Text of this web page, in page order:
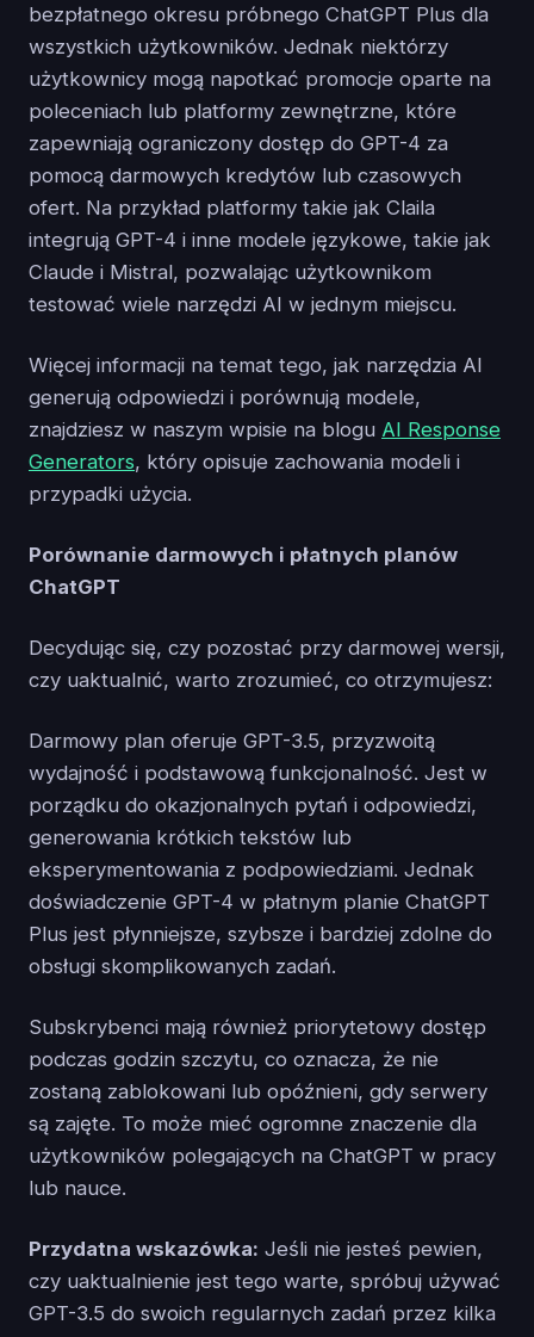
bezpłatnego okresu próbnego ChatGPT Plus dla
wszystkich użytkowników. Jednak niektórzy
użytkownicy mogą napotkać promocje oparte na
poleceniach lub platformy zewnętrzne, które
zapewniają ograniczony dostęp do GPT-4 za
pomocą darmowych kredytów lub czasowych
ofert. Na przykład platformy takie jak Claila
integrują GPT-4 i inne modele językowe, takie jak
Claude i Mistral, pozwalając użytkownikom
testować wiele narzędzi AI w jednym miejscu.
Więcej informacji na temat tego, jak narzędzia AI
generują odpowiedzi i porównują modele,
znajdziesz w naszym wpisie na blogu AI Response
Generators, który opisuje zachowania modeli i
przypadki użycia.
Porównanie darmowych i płatnych planów
ChatGPT
Decydując się, czy pozostać przy darmowej wersji,
czy uaktualnić, warto zrozumieć, co otrzymujesz:
Darmowy plan oferuje GPT-3.5, przyzwoitą
wydajność i podstawową funkcjonalność. Jest w
porządku do okazjonalnych pytań i odpowiedzi,
generowania krótkich tekstów lub
eksperymentowania z podpowiedziami. Jednak
doświadczenie GPT-4 w płatnym planie ChatGPT
Plus jest płynniejsze, szybsze i bardziej zdolne do
obsługi skomplikowanych zadań.
Subskrybenci mają również priorytetowy dostęp
podczas godzin szczytu, co oznacza, że nie
zostaną zablokowani lub opóźnieni, gdy serwery
są zajęte. To może mieć ogromne znaczenie dla
użytkowników polegających na ChatGPT w pracy
lub nauce.
Przydatna wskazówka: Jeśli nie jesteś pewien,
czy uaktualnienie jest tego warte, spróbuj używać
GPT-3.5 do swoich regularnych zadań przez kilka